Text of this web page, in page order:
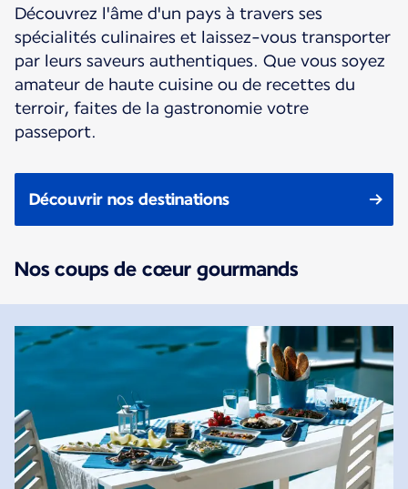
Découvrez l'âme d'un pays à travers ses
spécialités culinaires et laissez-vous transporter
par leurs saveurs authentiques. Que vous soyez
amateur de haute cuisine ou de recettes du
terroir, faites de la gastronomie votre
passeport.
Découvrir nos destinations
Nos coups de cœur gourmands